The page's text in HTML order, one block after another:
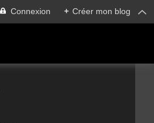
Connexion + Créer mon blog